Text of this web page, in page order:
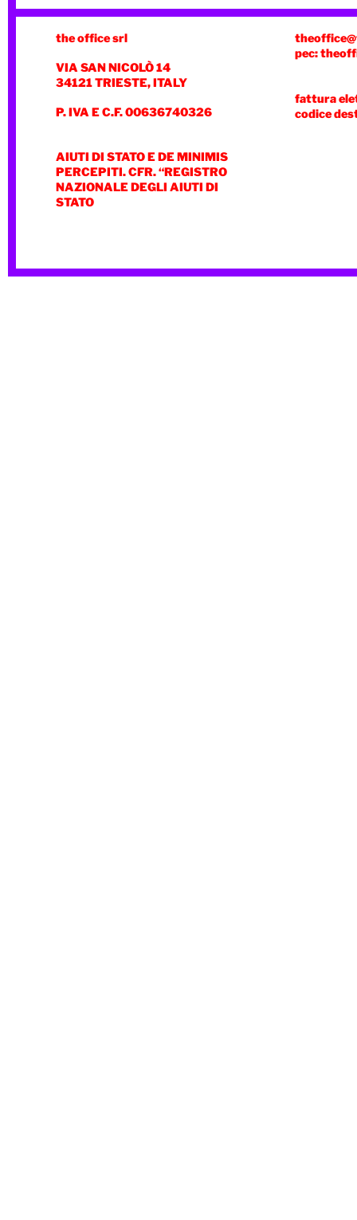
the office srl
VIA SAN NICOLÒ 14
34121 TRIESTE, ITALY
P. IVA E C.F. 00636740326
AIUTI DI STATO E DE MINIMIS
PERCEPITI. CFR. “REGISTRO
NAZIONALE DEGLI AIUTI DI
STATO
pec:
fattura
codice